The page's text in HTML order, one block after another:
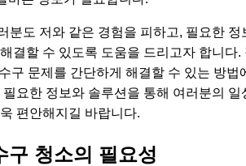
분도 저와 같은 경험을 피하고, 필요한 정
결할 수 있도록 도움을 드리고자 합니다.
구 문제를 간단하게 해결할 수 있는 방법
요한 정보와 솔루션을 통해 여러분의 일
편안해지길 바랍니다.
구 청소의 필요성